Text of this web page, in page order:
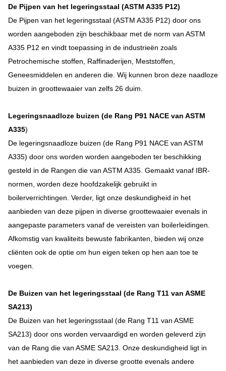
De Pijpen van het legeringsstaal (ASTM A335 P12)
De Pijpen van het legeringsstaal (ASTM A335 P12) door ons
worden aangeboden zijn beschikbaar met de norm van ASTM
A335 P12 en vindt toepassing in de industrieën zoals
Petrochemische stoffen, Raffinaderijen, Meststoffen,
Geneesmiddelen en anderen die. Wij kunnen bron deze naadloze
buizen in groottewaaier van zelfs 26 duim.
Legeringsnaadloze buizen (de Rang P91 NACE van ASTM
A335)
De legeringsnaadloze buizen (de Rang P91 NACE van ASTM
A335) door ons worden worden aangeboden ter beschikking
gesteld in de Rangen die van ASTM A335. Gemaakt vanaf IBR-
normen, worden deze hoofdzakelijk gebruikt in
boilerverrichtingen. Verder, ligt onze deskundigheid in het
aanbieden van deze pijpen in diverse groottewaaier evenals in
aangepaste parameters vanaf de vereisten van boilerleidingen.
Afkomstig van kwaliteits bewuste fabrikanten, bieden wij onze
cliënten ook de optie om hun eigen teken op hen aan toe te
voegen.
De Buizen van het legeringsstaal (de Rang T11 van ASME
SA213)
De Buizen van het legeringsstaal (de Rang T11 van ASME
SA213) door ons worden vervaardigd en worden geleverd zijn
van de Rang die van ASME SA213. Onze deskundigheid ligt in
het aanbieden van deze in diverse grootte evenals andere